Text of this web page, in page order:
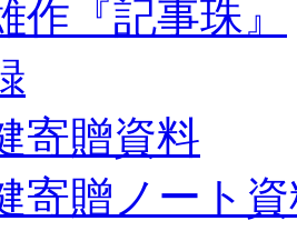
作『記事珠』
寄贈資料
寄贈ノート